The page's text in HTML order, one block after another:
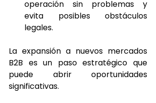
operación sin problemas y
evita posibles obstáculos
legales.
La expansión a nuevos mercados
B2B es un paso estratégico que
puede abrir oportunidades
significativas.